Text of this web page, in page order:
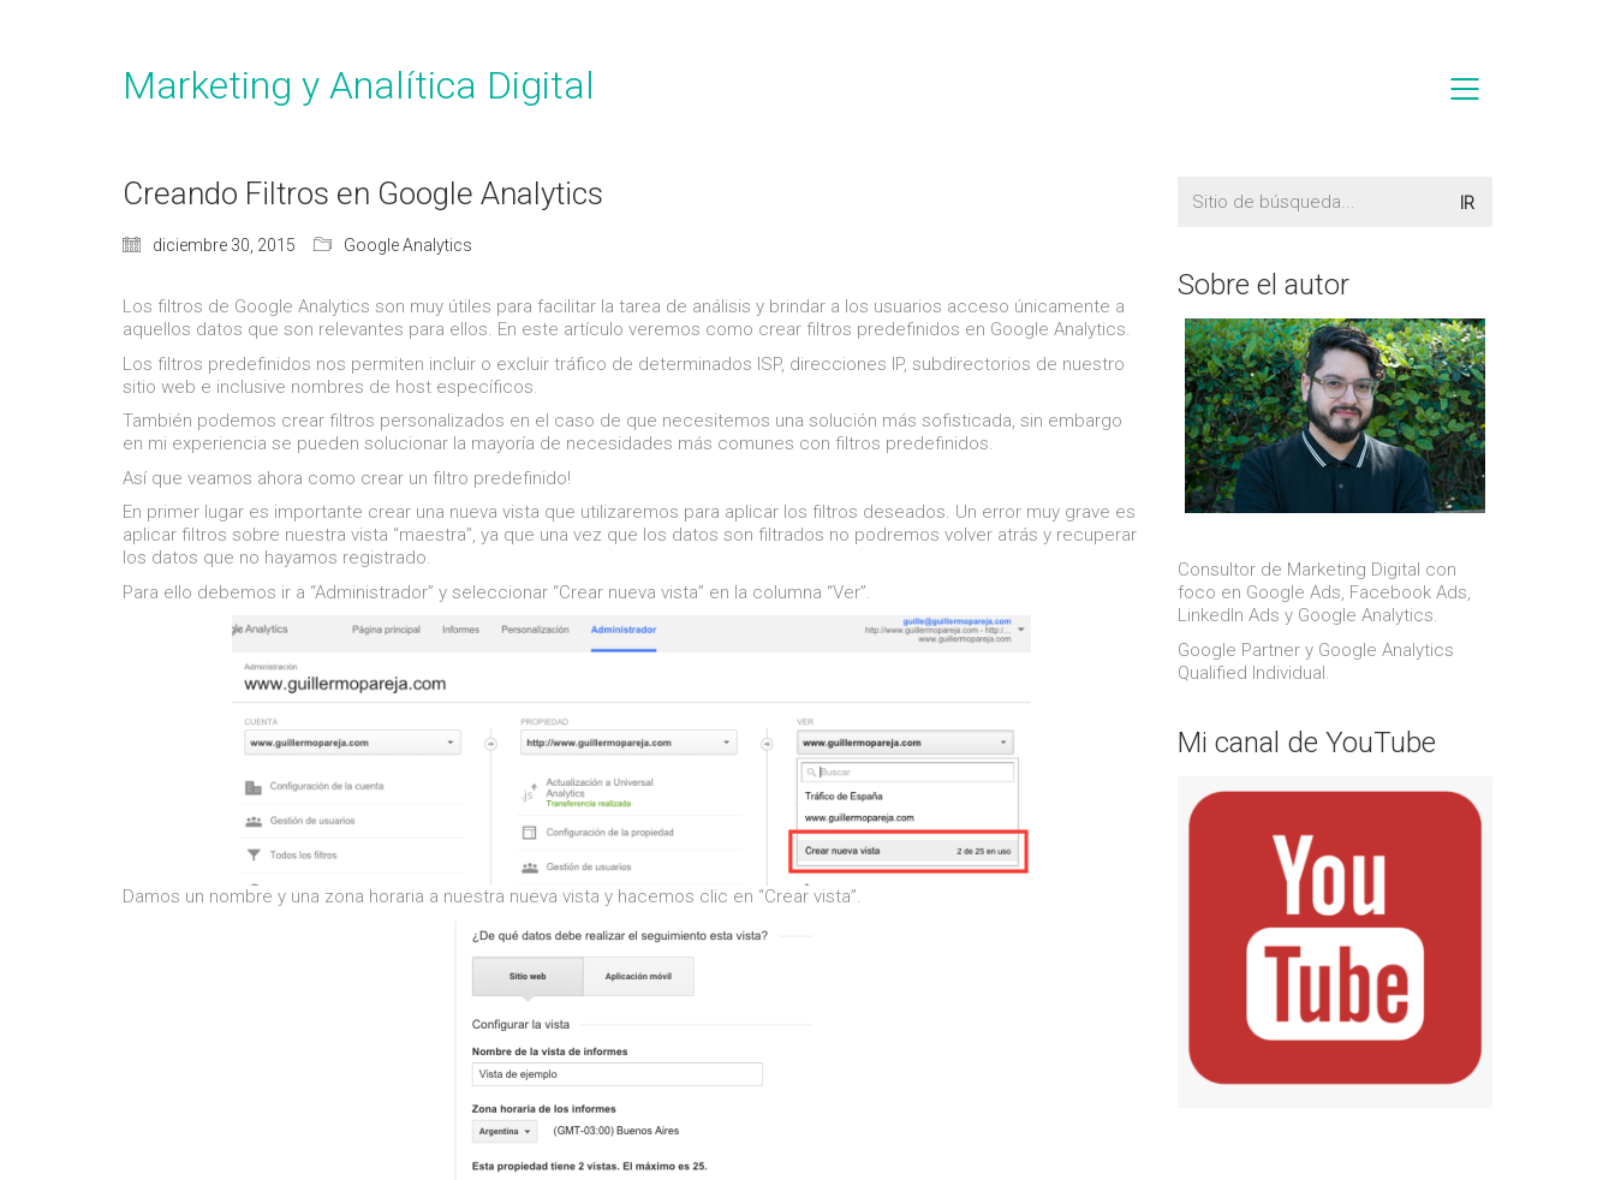
Marketing y Analítica Digital
Creando Filtros en Google Analytics
diciembre 30, 2015 Google Analytics
Los filtros de Google Analytics son muy útiles para facilitar la tarea de análisis y brindar a los usuarios acceso únicamente a
aquellos datos que son relevantes para ellos. En este artículo veremos como crear filtros predefinidos en Google Analytics.
Los filtros predefinidos nos permiten incluir o excluir tráfico de determinados ISP, direcciones IP, subdirectorios de nuestro
sitio web e inclusive nombres de host específicos.
También podemos crear filtros personalizados en el caso de que necesitemos una solución más sofisticada, sin embargo
en mi experiencia se pueden solucionar la mayoría de necesidades más comunes con filtros predefinidos.
Así que veamos ahora como crear un filtro predefinido!
En primer lugar es importante crear una nueva vista que utilizaremos para aplicar los filtros deseados. Un error muy grave es
aplicar filtros sobre nuestra vista “maestra”, ya que una vez que los datos son filtrados no podremos volver atrás y recuperar
los datos que no hayamos registrado.
Para ello debemos ir a “Administrador” y seleccionar “Crear nueva vista” en la columna “Ver”.
Damos un nombre y una zona horaria a nuestra nueva vista y hacemos clic en “Crear vista”.
Sobre el autor
Consultor de Marketing Digital con
foco en Google Ads, Facebook Ads,
LinkedIn Ads y Google Analytics.
Google Partner y Google Analytics
Qualified Individual.
Mi canal de YouTube